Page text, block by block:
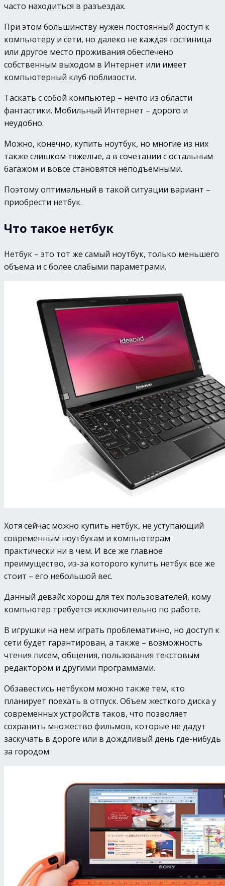
часто находиться в разъездах.
При этом большинству нужен постоянный доступ к
компьютеру и сети, но далеко не каждая гостиница
или другое место проживания обеспечено
собственным выходом в Интернет или имеет
компьютерный клуб поблизости.
Таскать с собой компьютер – нечто из области
фантастики. Мобильный Интернет – дорого и
неудобно.
Можно, конечно, купить ноутбук, но многие из них
также слишком тяжелые, а в сочетании с остальным
багажом и вовсе становятся неподъемными.
Поэтому оптимальный в такой ситуации вариант –
приобрести нетбук.
Что такое нетбук
Нетбук – это тот же самый ноутбук, только меньшего
объема и с более слабыми параметрами.
Хотя сейчас можно купить нетбук, не уступающий
современным ноутбукам и компьютерам
практически ни в чем. И все же главное
преимущество, из-за которого купить нетбук все же
стоит – его небольшой вес.
Данный девайс хорош для тех пользователей, кому
компьютер требуется исключительно по работе.
В игрушки на нем играть проблематично, но доступ к
сети будет гарантирован, а также – возможность
чтения писем, общения, пользования текстовым
редактором и другими программами.
Обзавестись нетбуком можно также тем, кто
планирует поехать в отпуск. Объем жесткого диска у
современных устройств таков, что позволяет
сохранить множество фильмов, которые не дадут
заскучать в дороге или в дождливый день где-нибудь
за городом.